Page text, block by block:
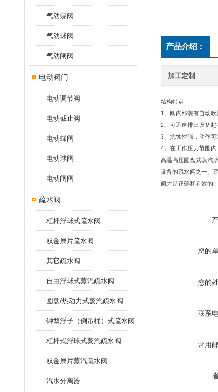
气动蝶阀
气动球阀
气动闸阀
电动阀门
电动调节阀
电动截止阀
电动蝶阀
电动球阀
电动闸阀
疏水阀
杠杆浮球式疏水阀
双金属片疏水阀
其它疏水阀
自由浮球式蒸汽疏水阀
圆盘/热动力式蒸汽疏水阀
钟型浮子（倒吊桶）式疏水阀
杠杆式浮球式蒸汽疏水阀
双金属片蒸汽疏水阀
汽水分离器
产品介绍：
加工定制
结构特点
1、阀内部装有自动
2、可迅速排出设备
3、抗蚀性强．动作
4、在工作压力范围
高温高压圆盘式蒸汽
设备的疏水阀之一。
阀才是正确和有效的
您的
您的
联系
常用